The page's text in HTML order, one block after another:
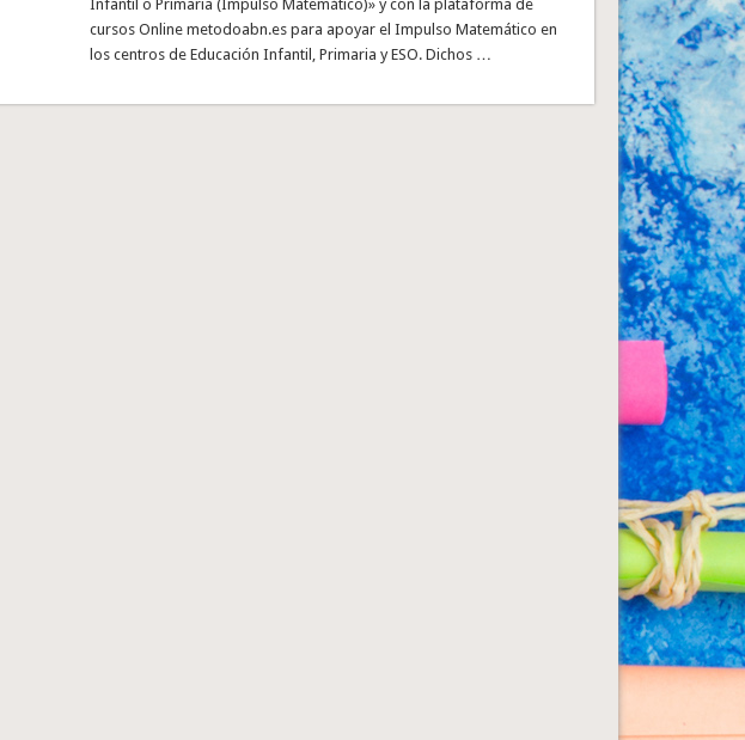
Infantil o Primaria (Impulso Matemático)» y con la plataforma de
cursos Online metodoabn.es para apoyar el Impulso Matemático en
los centros de Educación Infantil, Primaria y ESO. Dichos …